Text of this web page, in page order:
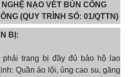
NGHỆ NẠO VÉT BÙN CỐNG
(QUY TRÌNH SỐ: 01/QTTN)
BỊ:
trang bị đầy đủ bảo hộ lao
Quần áo lội, ủng cao su, găng